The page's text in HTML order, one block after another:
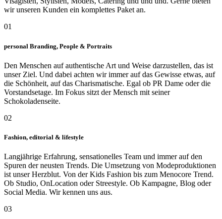
wir unseren Kunden ein komplettes Paket an.
01
personal Branding, People & Portraits
Den Menschen auf authentische Art und Weise darzustellen, das ist
unser Ziel. Und dabei achten wir immer auf das Gewisse etwas, auf
die Schönheit, auf das Charismatische. Egal ob PR Dame oder die
Vorstandsetage. Im Fokus sitzt der Mensch mit seiner
Schokoladenseite.
02
Fashion, editorial & lifestyle
Langjährige Erfahrung, sensationelles Team und immer auf den
Spuren der neusten Trends. Die Umsetzung von Modeproduktionen
ist unser Herzblut. Von der Kids Fashion bis zum Menocore Trend.
Ob Studio, OnLocation oder Streestyle. Ob Kampagne, Blog oder
Social Media. Wir kennen uns aus.
03